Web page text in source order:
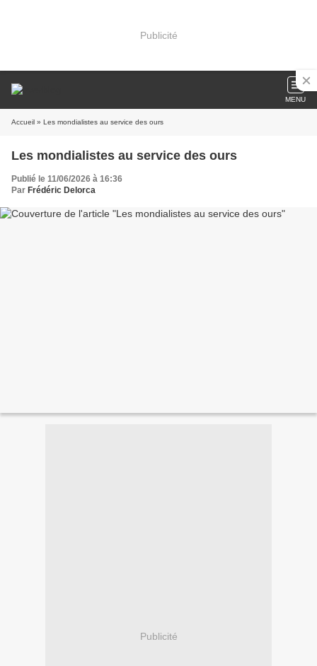
Publicité
MENU
Accueil » Les mondialistes au service des ours
Les mondialistes au service des ours
Publié le 11/06/2026 à 16:36
Par Frédéric Delorca
Publicité